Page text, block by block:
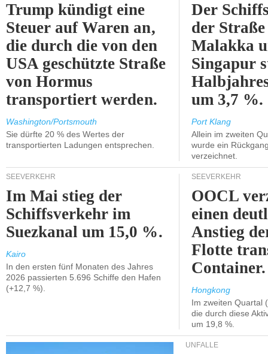
Trump kündigt eine
Steuer auf Waren an,
die durch die von den
USA geschützte Straße
von Hormus
transportiert werden.
Washington/Portsmouth
Sie dürfte 20 % des Wertes der
transportierten Ladungen entsprechen.
Der
der
Malakka
Singapur
um 3,7 %.
Port Klang
Allein im zweiten
wurde ein
verzeichnet.
SEEVERKEHR
Im Mai stieg der
Schiffsverkehr im
Suezkanal um 15,0 %.
Kairo
In den ersten fünf Monaten des Jahres
2026 passierten 5.696 Schiffe den Hafen
(+12,7 %).
SEEVERKEHR
OOCL
einen
Anstieg
Flotte
Container.
Hongkong
Im zweiten Quartal
die durch diese
um 19,8 %.
UNFÄLLE